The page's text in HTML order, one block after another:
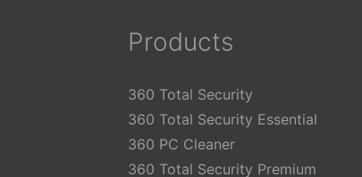
Products
360 Total Security
360 Total Security Essential
360 PC Cleaner
360 Total Security Premium